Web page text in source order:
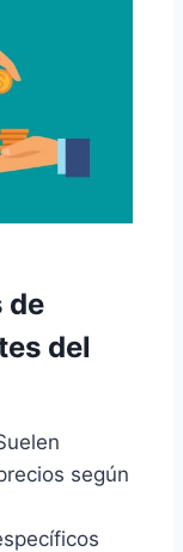
de
del
según